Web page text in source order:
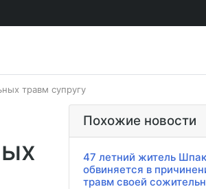
травм супругу
Похожие новости
47 летний житель
обвиняется в
травм своей